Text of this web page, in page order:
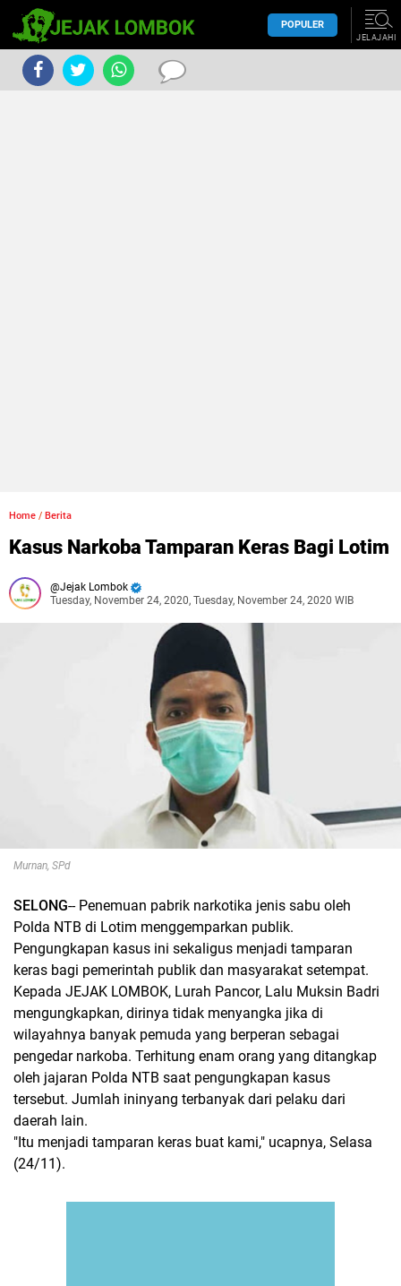
POPULER
JELAJAHI
Home / Berita
Kasus Narkoba Tamparan Keras Bagi Lotim
Jejak Lombok
Tuesday, November 24, 2020, Tuesday, November 24, 2020 WIB
Murnan, SPd
SELONG-- Penemuan pabrik narkotika jenis sabu oleh
Polda NTB di Lotim menggemparkan publik.
Pengungkapan kasus ini sekaligus menjadi tamparan
keras bagi pemerintah publik dan masyarakat setempat.
Kepada JEJAK LOMBOK, Lurah Pancor, Lalu Muksin Badri
mengungkapkan, dirinya tidak menyangka jika di
wilayahnya banyak pemuda yang berperan sebagai
pengedar narkoba. Terhitung enam orang yang ditangkap
oleh jajaran Polda NTB saat pengungkapan kasus
tersebut. Jumlah ininyang terbanyak dari pelaku dari
daerah lain.
"Itu menjadi tamparan keras buat kami," ucapnya, Selasa
(24/11).